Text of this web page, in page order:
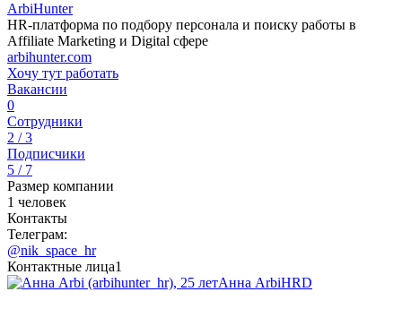
ArbiHunter
HR-платформа по подбору персонала и поиску работы в
Affiliate Marketing и Digital сфере
arbihunter.com
Хочу тут работать
Вакансии
0
Сотрудники
2 / 3
Подписчики
5 / 7
Размер компании
1 человек
Контакты
Телеграм:
@nik_space_hr
Контактные лица1
Анна ArbiHRD